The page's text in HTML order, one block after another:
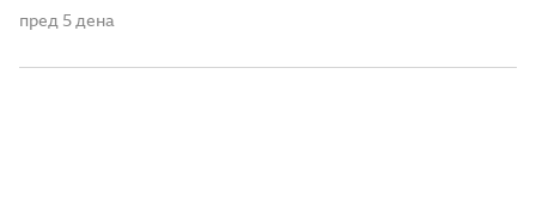
изненадување, учителката ме крена мене и ми
расчисти дилемите околу мојата конечна […]
пред 5 дена